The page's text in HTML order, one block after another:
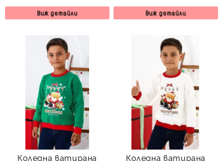
Виж детайли Виж детайли
Коледна ватирана
Коледна ватирана